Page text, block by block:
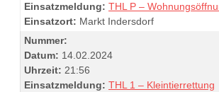
Einsatzmeldung: THL P –
Einsatzort: Markt Indersdorf
Nummer:
Datum: 14.02.2024
Uhrzeit: 21:56
Einsatzmeldung: THL 1 – Kleintierrettung